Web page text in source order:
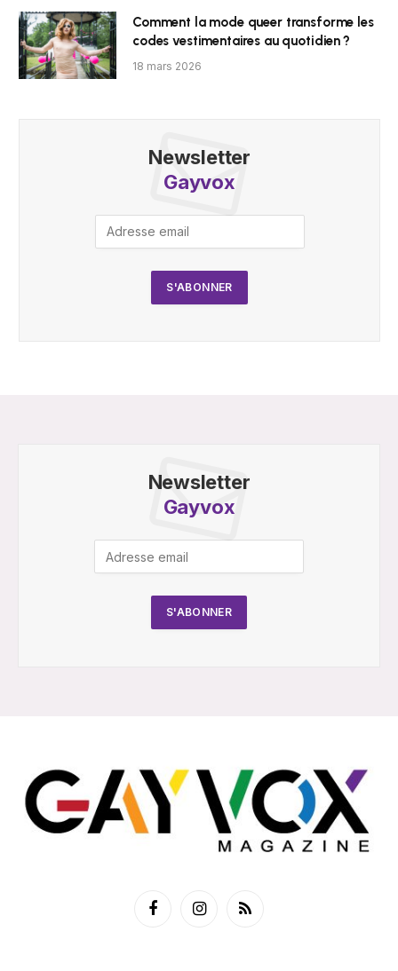
Comment la mode queer transforme les
codes vestimentaires au quotidien ?
18 mars 2026
Newsletter
Gayvox
Newsletter
Gayvox
FacebookInstagramRSS